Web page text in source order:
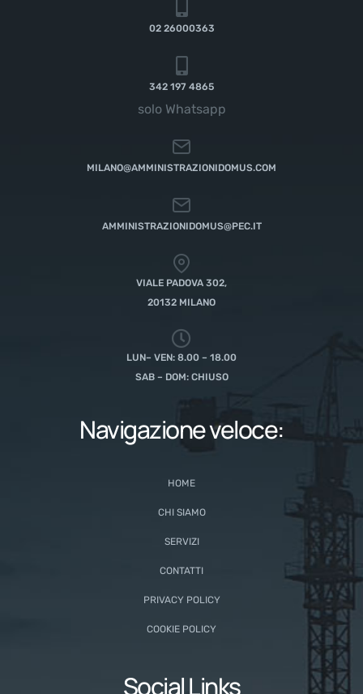
02 26000363
342 197 4865
solo Whatsapp
MILANO@AMMINISTRAZIONIDOMUS.COM
AMMINISTRAZIONIDOMUS@PEC.IT
VIALE PADOVA 302,
20132 MILANO
LUN– VEN: 8.00 – 18.00
SAB – DOM: CHIUSO
Navigazione veloce:
HOME
CHI SIAMO
SERVIZI
CONTATTI
PRIVACY POLICY
COOKIE POLICY
Social Links